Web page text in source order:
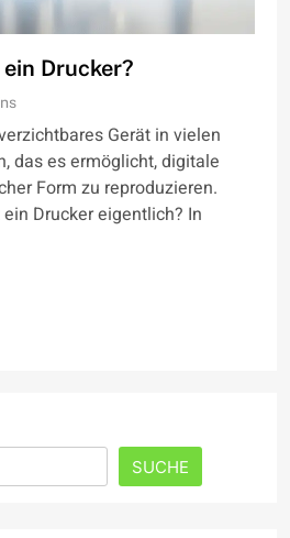
Drucker?
Gerät in vielen
das es ermöglicht, digitale
Form zu reproduzieren.
Drucker eigentlich? In
SUCHE